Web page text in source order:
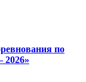
по
2026»